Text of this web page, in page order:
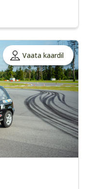
Vaata kaardil